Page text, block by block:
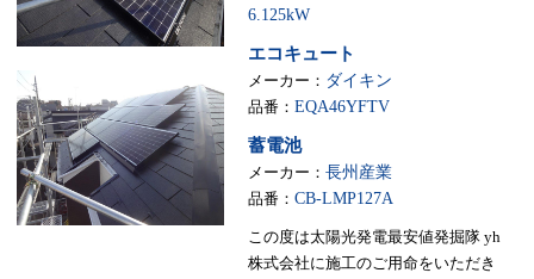
6.125kW
エコキュート
メーカー： ダイキン
品番： EQA46YFTV
蓄電池
メーカー： 長州産業
品番： CB-LMP127A
この度は太陽光発電最安値発掘隊 yh
株式会社に施工のご用命をいただき